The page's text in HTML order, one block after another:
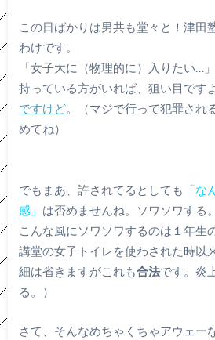
この日ばかりは男共も堂々と！津田
わけです。
「女子大に（物理的に）入りたい…
持っている方がいれば、狙い目ですよ
ですけど。（マジで行って犯罪され
めてね）
でもまあ、許されてるとしても 「
感」 は否めませんね。ソワソワする。
こんな風にソワソワするのは１年生
講堂の女子トイレを使わされた時以
細は省きますがこれも合法です。炎
る。）
さて、そんなめちゃくちゃアウェー